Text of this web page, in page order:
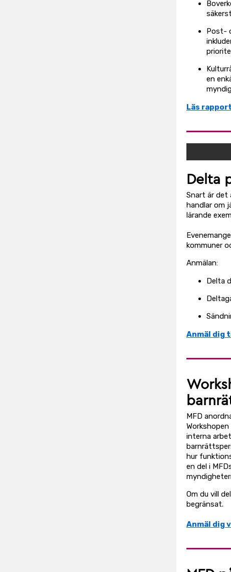
Post-
en
Läs
Delta
Snart är det
handlar om
lärande
kommuner
Anmälan:
Delta
Anmäl dig
MFD
interna
hur
en del i
Om du vill
begränsat.
Anmäl dig